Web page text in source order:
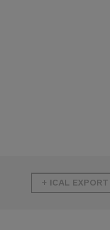
+ ICAL EXPORT